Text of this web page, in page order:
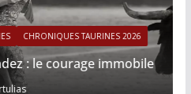
TAURINES 2026
immobile